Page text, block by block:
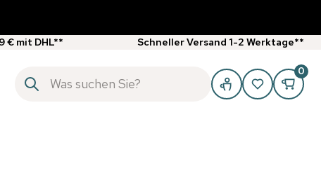
€ mit DHL** Schneller Versand 1-2 Werktage**
0